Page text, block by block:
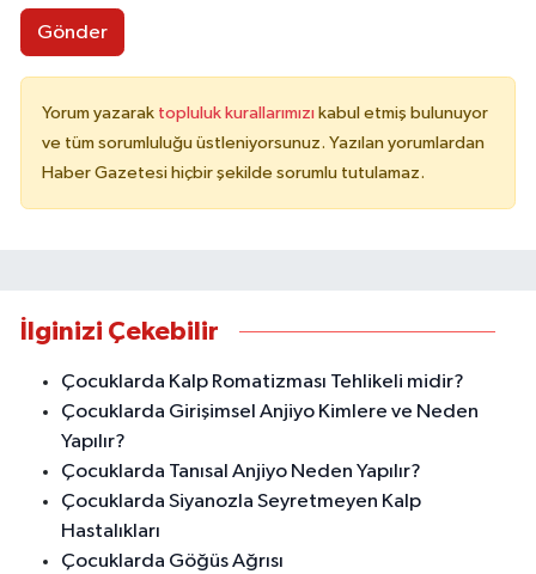
Gönder
Yorum yazarak topluluk kurallarımızı kabul etmiş bulunuyor
ve tüm sorumluluğu üstleniyorsunuz. Yazılan yorumlardan
Haber Gazetesi hiçbir şekilde sorumlu tutulamaz.
İlginizi Çekebilir
Çocuklarda Kalp Romatizması Tehlikeli midir?
Çocuklarda Girişimsel Anjiyo Kimlere ve Neden
Yapılır?
Çocuklarda Tanısal Anjiyo Neden Yapılır?
Çocuklarda Siyanozla Seyretmeyen Kalp
Hastalıkları
Çocuklarda Göğüs Ağrısı